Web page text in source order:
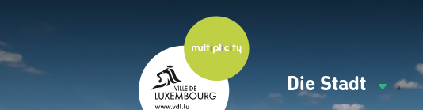
gehen
Navigation
Die Stadt